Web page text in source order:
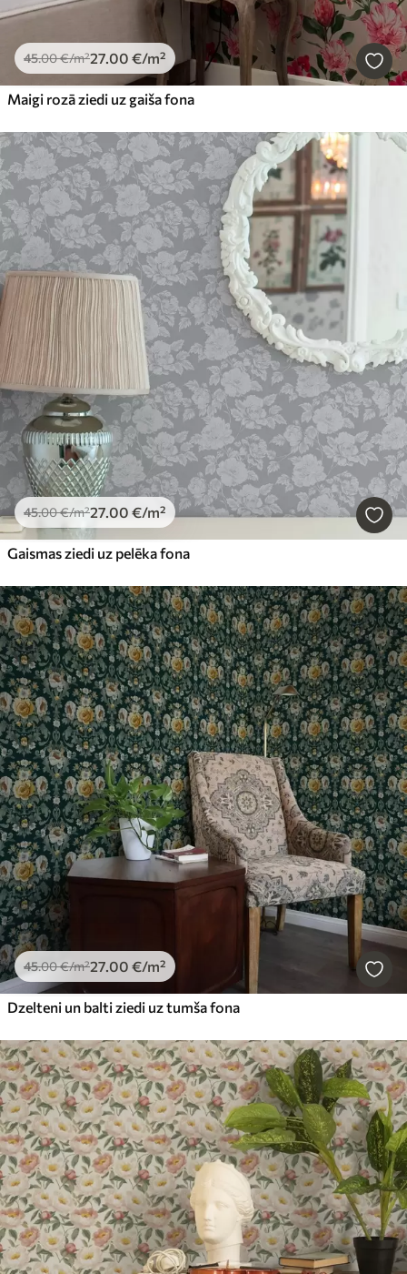
45.00€/m²27.00 €/m²
Maigi rozā ziedi uz gaiša fona
45.00€/m²27.00 €/m²
Gaismas ziedi uz pelēka fona
45.00€/m²27.00 €/m²
Dzelteni un balti ziedi uz tumša fona